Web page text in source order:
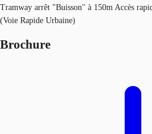
Tramway arrêt "Buisson" à 150m Accès
(Voie Rapide Urbaine)
Brochure